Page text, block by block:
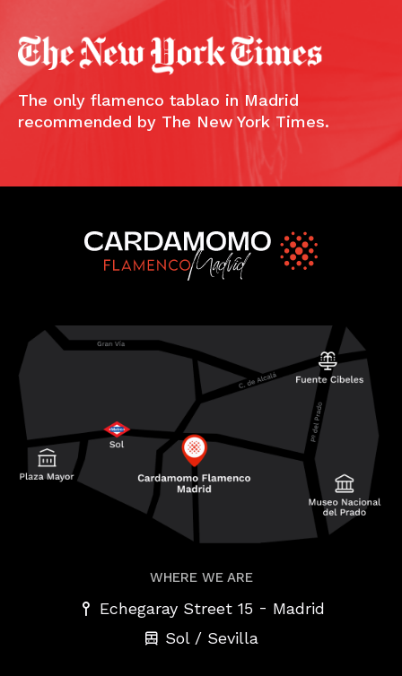
The only flamenco tablao in Madrid
recommended by The New York Times.
WHERE WE ARE
Echegaray Street 15 - Madrid
Sol / Sevilla